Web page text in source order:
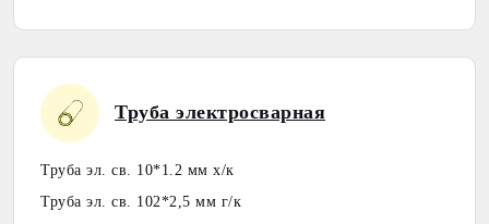
Труба электросварная
Труба эл. св. 10*1.2 мм х/к
Труба эл. св. 102*2,5 мм г/к